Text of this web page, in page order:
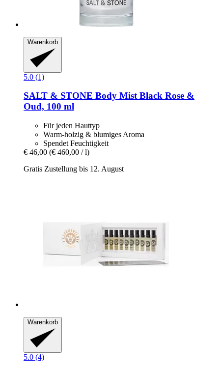
Warenkorb
5.0 (1)
SALT & STONE Body Mist Black Rose &
Oud, 100 ml
Für jeden Hauttyp
Warm-holzig & blumiges Aroma
Spendet Feuchtigkeit
€ 46,00 (€ 460,00 / l)
Gratis Zustellung bis 12. August
Warenkorb
5.0 (4)